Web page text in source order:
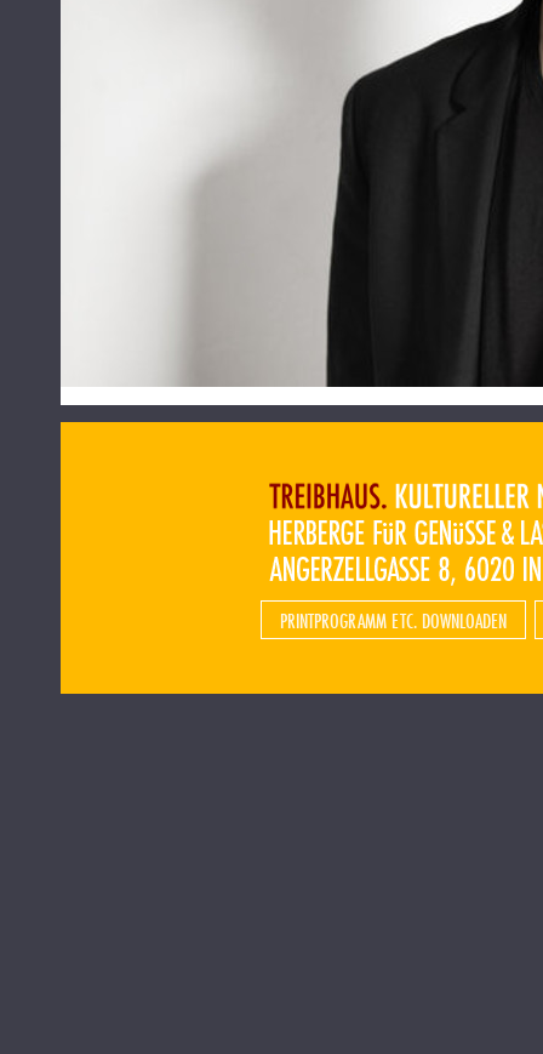
PRINTPROGRAMM ETC. DOWNLOADEN